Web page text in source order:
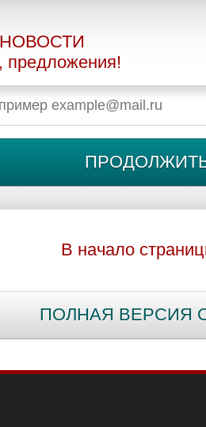
предложения!
В начало
ПОЛНАЯ ВЕРСИЯ